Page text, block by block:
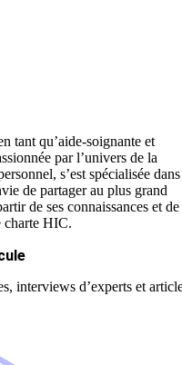
tant qu’aide-soignante et
par l’univers de la
s’est spécialisée dans
de partager au plus grand
de ses connaissances et de
charte HIC.
interviews d’experts et